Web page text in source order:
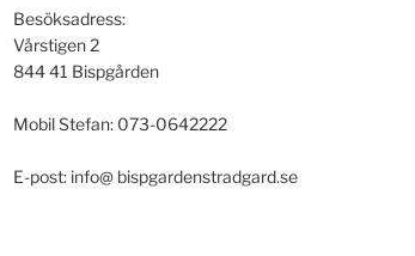
Besöksadress:
Vårstigen 2
844 41 Bispgården
Mobil Stefan: 073-0642222
E-post: info@ bispgardenstradgard.se